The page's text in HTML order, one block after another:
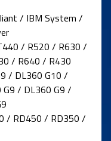
/ IBM System /
/ R520 / R630 /
/ R640 / R430
/ DL360 G10 /
/ DL360 G9 /
/ RD450 / RD350 /